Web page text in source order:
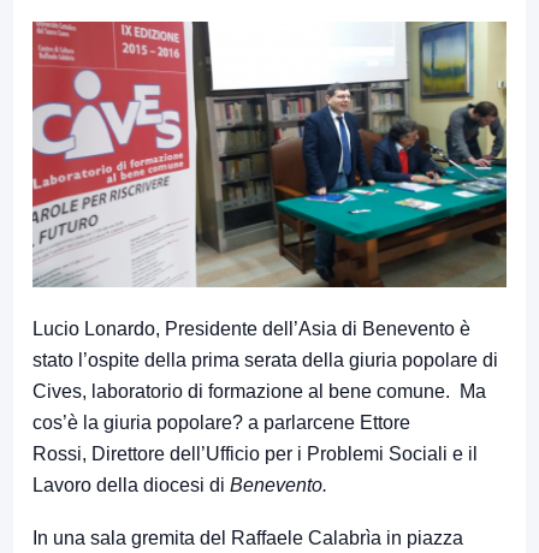
Lucio Lonardo, Presidente dell’Asia di Benevento è
stato l’ospite della prima serata della giuria popolare di
Cives, laboratorio di formazione al bene comune. Ma
cos’è la giuria popolare? a parlarcene Ettore
Rossi, Direttore dell’Ufficio per i Problemi Sociali e il
Lavoro della diocesi di Benevento.
In una sala gremita del Raffaele Calabrìa in piazza